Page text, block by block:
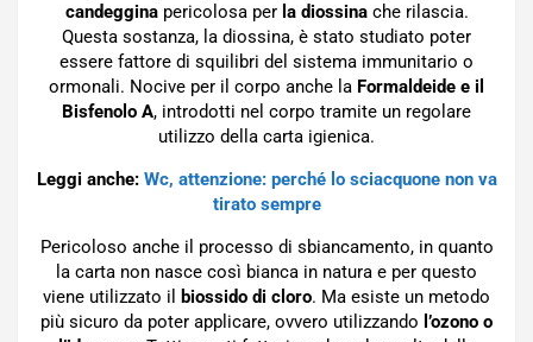
candegginapericolosa per la diossinache rilascia.
Questa sostanza, la diossina, è stato studiato poter
essere fattore di squilibri del sistema immunitario o
ormonali. Nocive per il corpo anche la Formaldeide e il
Bisfenolo A, introdotti nel corpo tramite un regolare
utilizzo della carta igienica.
Leggi anche: Wc, attenzione: perché lo sciacquone non va
tirato sempre
Pericoloso anche il processo di sbiancamento, in quanto
la carta non nasce così bianca in natura e per questo
viene utilizzato il
biossido di cloro. Ma esiste un metodo
più sicuro da poter applicare, ovvero utilizzando l’ozono o